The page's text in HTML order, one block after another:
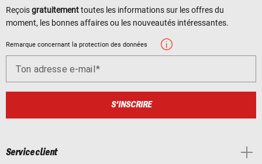
Reçoisgratuitementtoutes les informations sur les offres du
moment, les bonnes affaires ou les nouveautés intéressantes.
Remarque concernant la protection des données
Ton adresse e-mail
S'INSCRIRE
Service client